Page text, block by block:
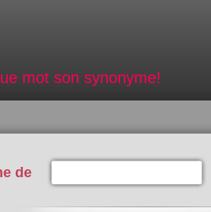
mot son synonyme!
de